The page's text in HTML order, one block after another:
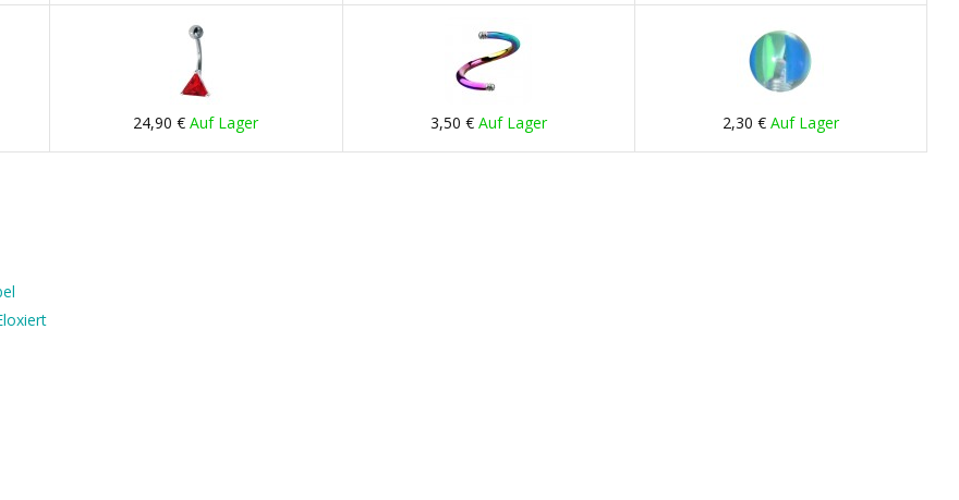
24,90 €Auf Lager 3,50 € Auf Lager 2,30 € Auf Lager